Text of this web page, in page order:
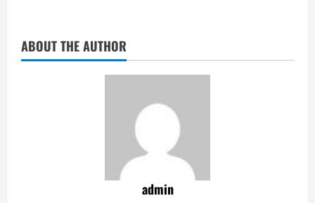
ABOUT THE AUTHOR
admin